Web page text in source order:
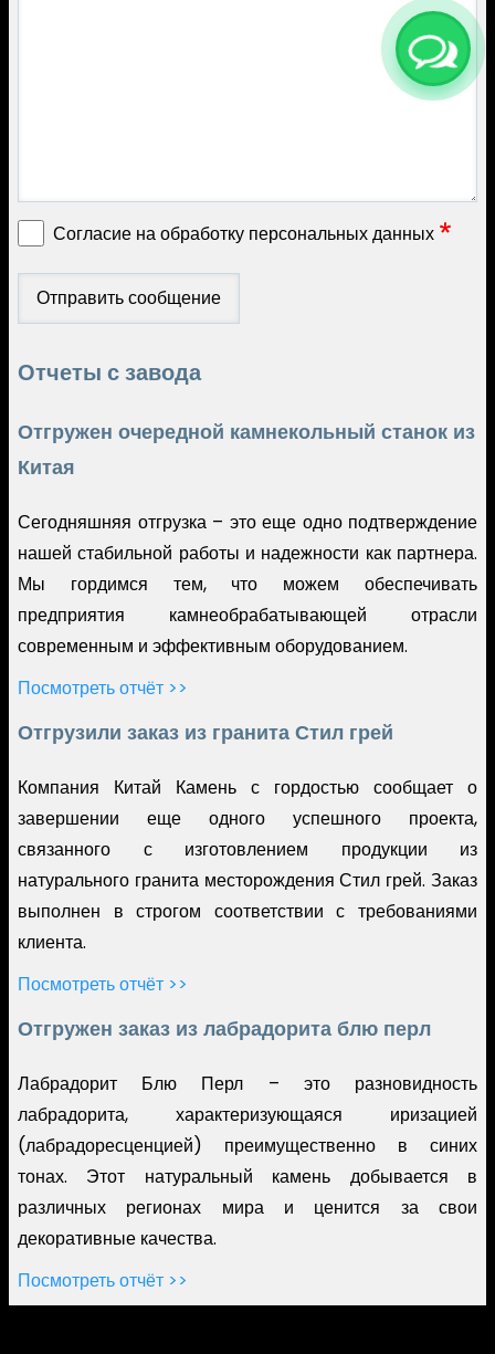
Согласие на обработку персональных данных
Отчеты с завода
Отгружен очередной камнекольный станок из
Китая
Сегодняшняя отгрузка – это еще одно подтверждение
нашей стабильной работы и надежности как партнера.
Мы гордимся тем, что можем обеспечивать
предприятия камнеобрабатывающей отрасли
современным и эффективным оборудованием.
Посмотреть отчёт >>
Отгрузили заказ из гранита Стил грей
Компания Китай Камень с гордостью сообщает о
завершении еще одного успешного проекта,
связанного с изготовлением продукции из
натурального гранита месторождения Стил грей. Заказ
выполнен в строгом соответствии с требованиями
клиента.
Посмотреть отчёт >>
Отгружен заказ из лабрадорита блю перл
Лабрадорит Блю Перл – это разновидность
лабрадорита, характеризующаяся иризацией
(лабрадоресценцией) преимущественно в синих
тонах. Этот натуральный камень добывается в
различных регионах мира и ценится за свои
декоративные качества.
Посмотреть отчёт >>